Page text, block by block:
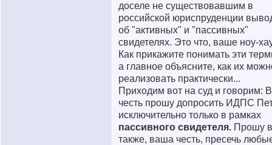
доселе не существовавшим в
российской юриспруденции
об "активных" и "пассивных"
свидетелях. Это что, ваше ноу-
Как прикажите понимать эти
а главное объясните, как их
реализовать практически...
Приходим вот на суд и говорим:
честь прошу допросить ИДПС
исключительно только в рамках
пассивного свидетеля. Прошу
также, ваша честь, пресечь